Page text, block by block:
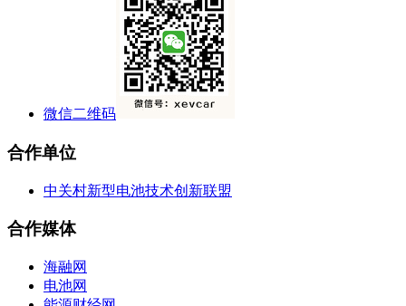
微信二维码
合作单位
中关村新型电池技术创新联盟
合作媒体
海融网
电池网